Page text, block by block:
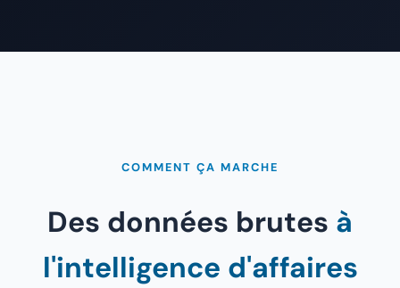
COMMENT ÇA MARCHE
Des données brutes à
l'intelligence d'affaires